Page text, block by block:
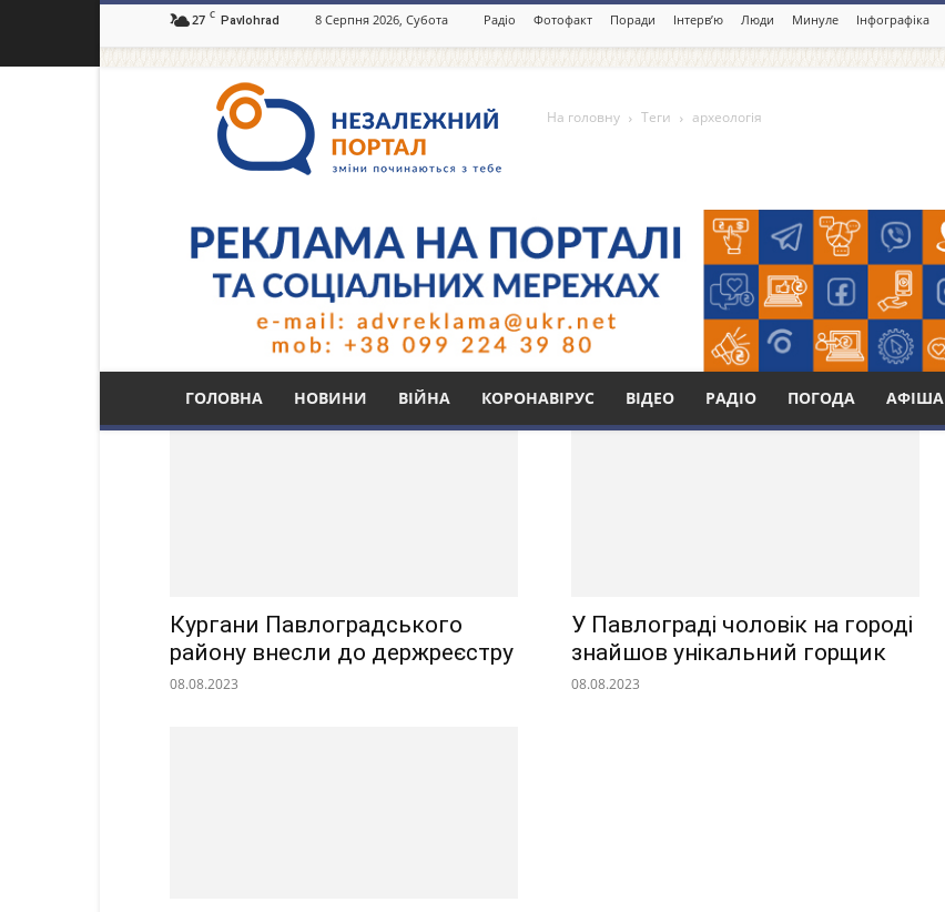
27 C Pavlohrad 8 Серпня 2026, Субота Радіо Фотофакт Поради Інтерв’ю Люди Минуле Інфографіка
портал
Павлоград.dp.ua
ГОЛОВНА НОВИНИ ВІЙНА КОРОНАВІРУС ВІДЕО РАДІО ПОГОДА АФІША
На головну Теги археологія
Тег: археологія
Кургани Павлоградського
району внесли до держреєстру
08.08.2023
У Павлограді чоловік на городі
знайшов унікальний горщик
08.08.2023